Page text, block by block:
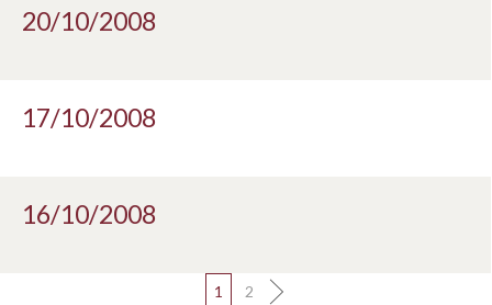
20/10/2008
17/10/2008
16/10/2008
1 2